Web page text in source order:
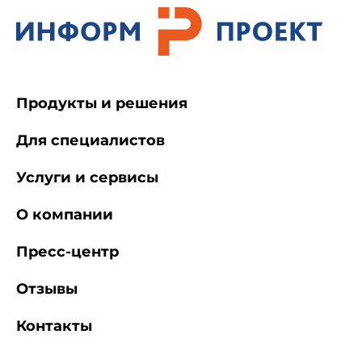
Продукты и решения
Для специалистов
Услуги и сервисы
О компании
Пресс-центр
Отзывы
Контакты